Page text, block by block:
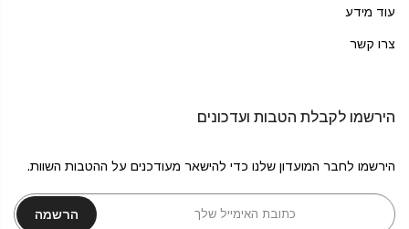
עוד מידע
צרו קשר
הירשמו לקבלת הטבות ועדכונים
הירשמו לחבר המועדון שלנו כדי להישאר מעודכנים על ההטבות השוות.
הרשמה